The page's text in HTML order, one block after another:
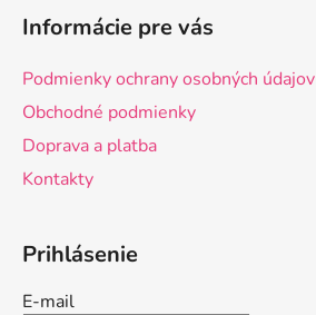
Informácie pre vás
Podmienky ochrany osobných údajov
Obchodné podmienky
Doprava a platba
Kontakty
Prihlásenie
E-mail